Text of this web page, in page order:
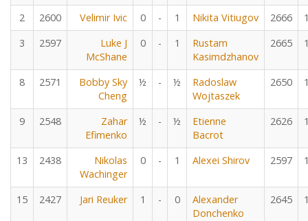
2 2600 Velimir Ivic 0 - 1 Nikita Vitiugov 2666
3
2597
Luke J
McShane
0 - 1
Rustam
Kasimdzhanov
2665
8 2571
Bobby Sky
Cheng
½ - ½
Radoslaw
Wojtaszek
2650
9 2548
Zahar
Efimenko
½ - ½
Etienne
Bacrot
2626
13 2438
Nikolas
Wachinger
0 - 1 Alexei Shirov 2597
15 2427 Jari Reuker 1 - 0
Alexander
Donchenko
2645